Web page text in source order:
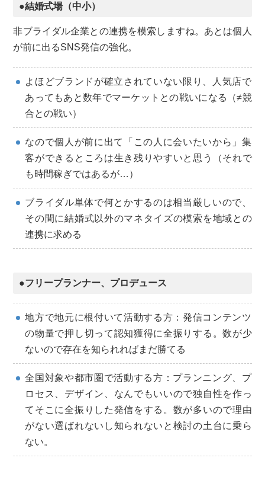
●結婚式場（中小）
非ブライダル企業との連携を模索しますね。あとは個人
が前に出るSNS発信の強化。
よほどブランドが確立されていない限り、人気店で
あってもあと数年でマーケットとの戦いになる（≠競
合との戦い）
なので個人が前に出て「この人に会いたいから」集
客ができるところは生き残りやすいと思う（それで
も時間稼ぎではあるが…）
ブライダル単体で何とかするのは相当厳しいので、
その間に結婚式以外のマネタイズの模索を地域との
連携に求める
●フリープランナー、プロデュース
地方で地元に根付いて活動する方：発信コンテンツ
の物量で押し切って認知獲得に全振りする。数が少
ないので存在を知られればまだ勝てる
全国対象や都市圏で活動する方：プランニング、プ
ロセス、デザイン、なんでもいいので独自性を作っ
てそこに全振りした発信をする。数が多いので理由
がない選ばれないし知られないと検討の土台に乗ら
ない。